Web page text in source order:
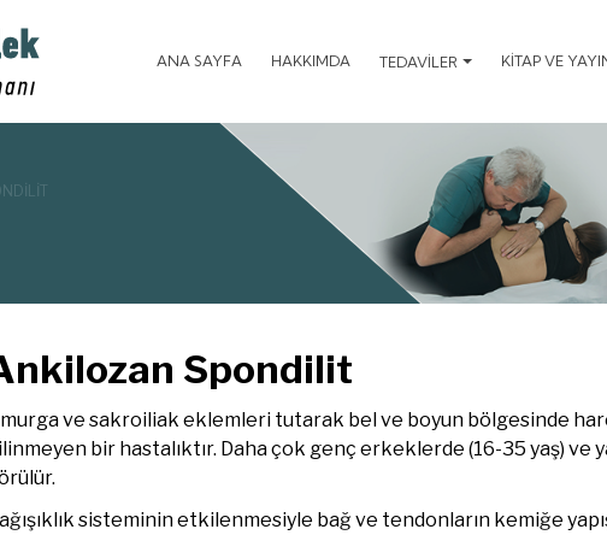
ANA SAYFA HAKKIMDA TEDAVİLER KİTAP VE
Spondilit
ve sakroiliak eklemleri tutarak bel ve boyun bölgesinde
bir hastalıktır. Daha çok genç erkeklerde (16-35 yaş) ve
sisteminin etkilenmesiyle bağ ve tendonların kemiğe